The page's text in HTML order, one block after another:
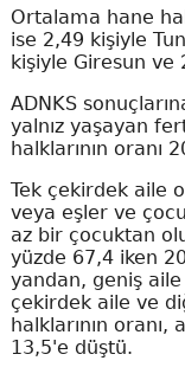
Ortalama hane
ise 2,49 kişiyle
kişiyle Giresun ve
ADNKS
yalnız yaşayan
halklarının oranı
Tek çekirdek aile
veya eşler ve
az bir çocuktan
yüzde 67,4 iken
yandan, geniş
çekirdek aile ve
halklarının
13,5'e düştü.